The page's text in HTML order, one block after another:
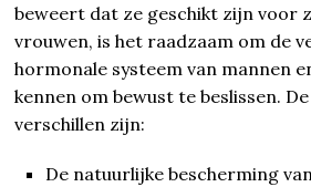
beweert dat ze geschikt zijn voor
vrouwen, is het raadzaam om de
hormonale systeem van mannen
kennen om bewust te beslissen.
verschillen zijn:
De natuurlijke bescherming